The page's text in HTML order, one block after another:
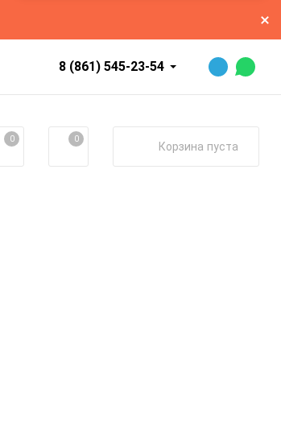
8 (861) 545-23-54
0 0
Корзина пуста